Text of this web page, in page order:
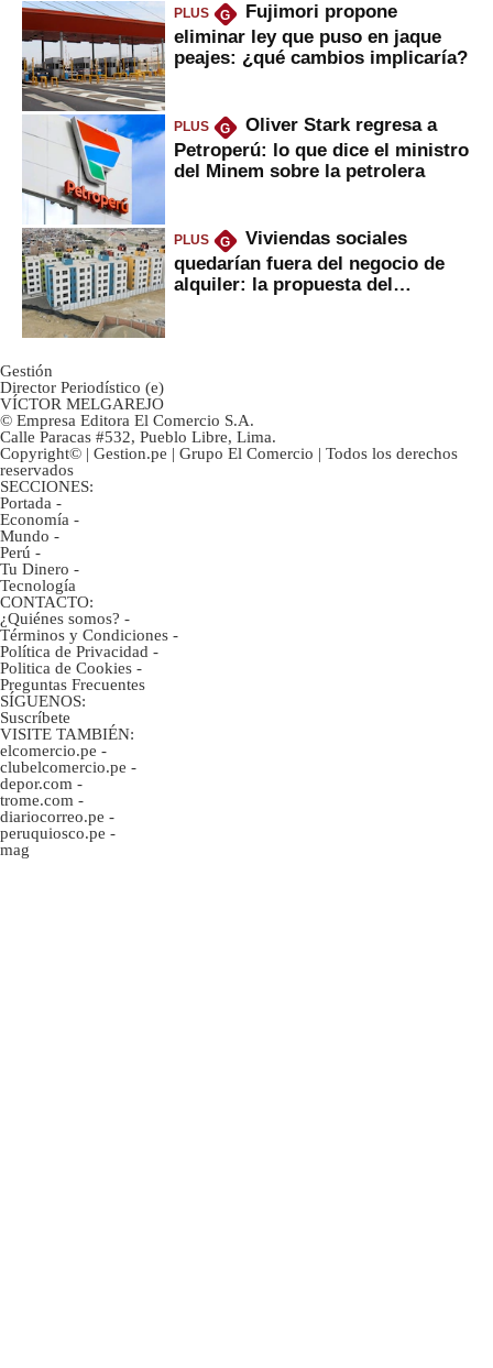
PLUS G
Fujimori propone
eliminar ley que puso en jaque
peajes: ¿qué cambios implicaría?
PLUS G
Oliver Stark regresa a
Petroperú: lo que dice el ministro
del Minem sobre la petrolera
PLUS G
Viviendas sociales
quedarían fuera del negocio de
alquiler: la propuesta del
Gestión
Director Periodístico (e)
VÍCTOR MELGAREJO
© Empresa Editora El Comercio S.A.
Calle Paracas #532, Pueblo Libre, Lima.
Copyright© | Gestion.pe | Grupo El Comercio | Todos los derechos
reservados
SECCIONES:
Portada -
Economía -
Mundo -
Perú -
Tu Dinero -
Tecnología
CONTACTO:
¿Quiénes somos? -
Términos y Condiciones -
Política de Privacidad -
Politica de Cookies -
Preguntas Frecuentes
SÍGUENOS:
Suscríbete
VISITE TAMBIÉN:
elcomercio.pe -
clubelcomercio.pe -
depor.com -
trome.com -
diariocorreo.pe -
peruquiosco.pe -
mag